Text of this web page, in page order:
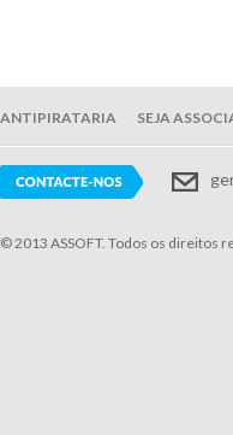
ANTIPIRATARIA SEJA
© 2013 ASSOFT. Todos os direitos